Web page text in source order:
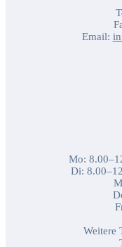
Email:
Mo:
Di:
Weitere